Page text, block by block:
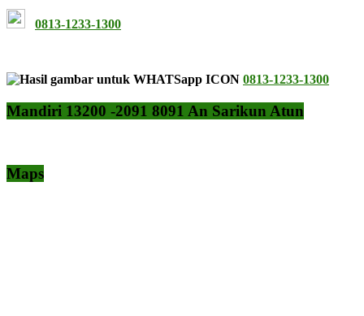
0813-1233-1300
0813-1233-1300
Mandiri 13200 -2091 8091 An Sarikun Atun
Maps